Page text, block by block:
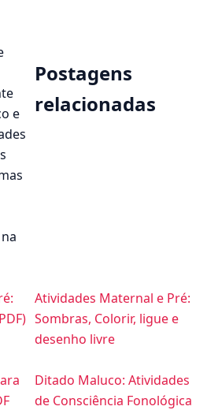
e
Postagens
relacionadas
Atividades Maternal e Pré:
Sombras, Colorir, ligue e
desenho livre
Ditado Maluco: Atividades
de Consciência Fonológica